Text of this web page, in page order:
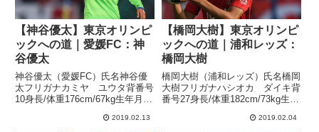
【神谷優太】東京オリンピ
ックへの道｜愛媛FC：神
谷優太
神谷優太（愛媛FC）氏名神谷優
太フリガナカミヤ ユウタ背番号
10身長/体重176cm/67kg生年月日
形高校サッカーの名門、青森山田
2019.02.13
【橋岡大樹】東京オリンピ
ックへの道｜浦和レッズ：
橋岡大樹
橋岡大樹（浦和レッズ）氏名橋岡
大樹フリガナハシオカ ダイキ背
番号27身長/体重182cm/73kg生年
地埼玉浦和レッズユースから浦和
2019.02.04